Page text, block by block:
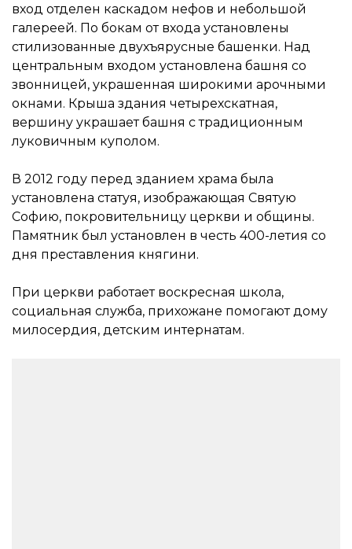
вход отделен каскадом нефов и небольшой
галереей. По бокам от входа установлены
стилизованные двухъярусные башенки. Над
центральным входом установлена башня со
звонницей, украшенная широкими арочными
окнами. Крыша здания четырехскатная,
вершину украшает башня с традиционным
луковичным куполом.
В 2012 году перед зданием храма была
установлена статуя, изображающая Святую
Софию, покровительницу церкви и общины.
Памятник был установлен в честь 400-летия со
дня преставления княгини.
При церкви работает воскресная школа,
социальная служба, прихожане помогают дому
милосердия, детским интернатам.